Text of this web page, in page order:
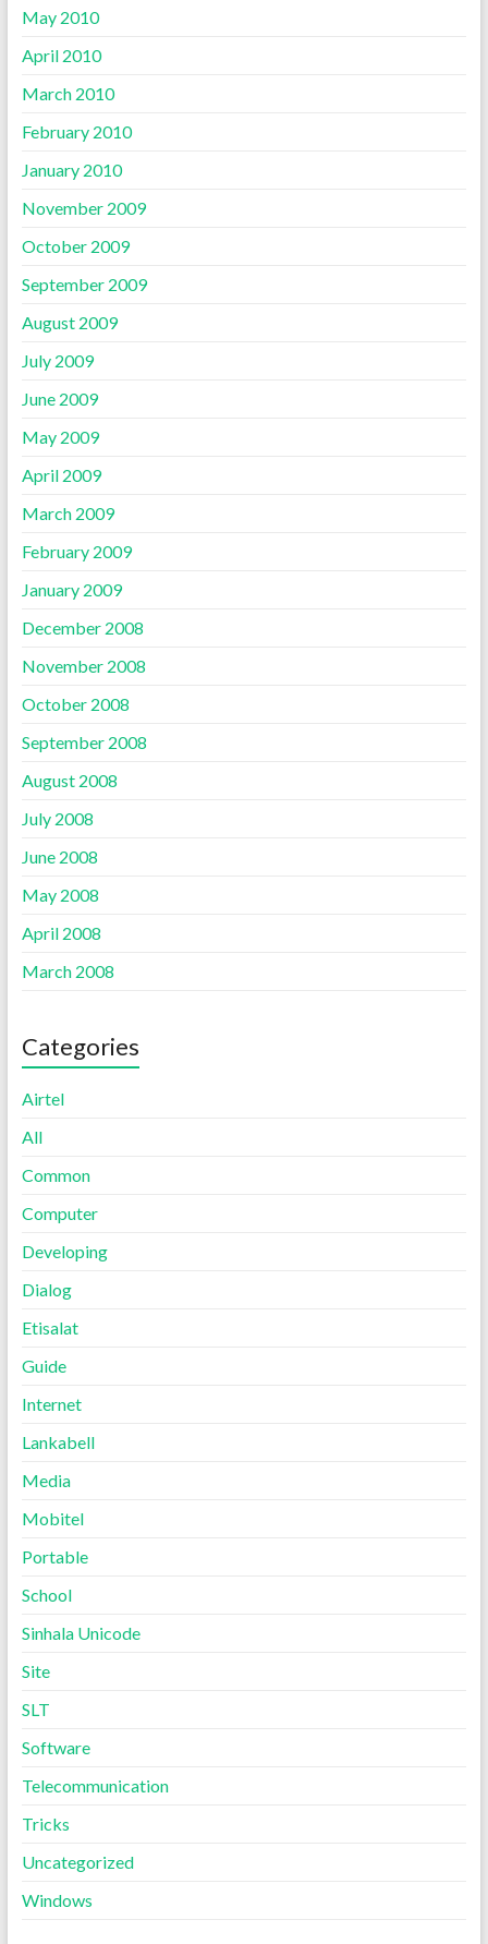
May 2010
April 2010
March 2010
February 2010
January 2010
November 2009
October 2009
September 2009
August 2009
July 2009
June 2009
May 2009
April 2009
March 2009
February 2009
January 2009
December 2008
November 2008
October 2008
September 2008
August 2008
July 2008
June 2008
May 2008
April 2008
March 2008
Categories
Airtel
All
Common
Computer
Developing
Dialog
Etisalat
Guide
Internet
Lankabell
Media
Mobitel
Portable
School
Sinhala Unicode
Site
SLT
Software
Telecommunication
Tricks
Uncategorized
Windows